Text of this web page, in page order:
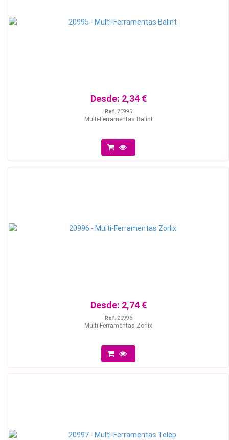
Desde: 2,34 €
Ref. 20995
Multi-Ferramentas Balint
Desde: 2,74 €
Ref. 20996
Multi-Ferramentas Zorlix